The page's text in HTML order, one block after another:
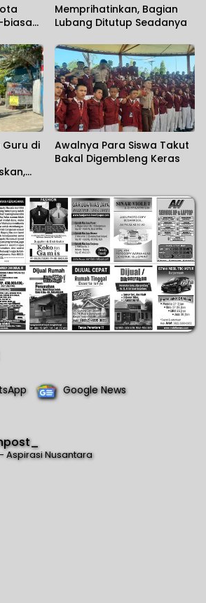
biasa
Memprihatinkan, Bagian
Lubang Ditutup Seadanya
di
Awalnya Para Siswa Takut
Bakal Digembleng Keras
Google News
Aspirasi Nusantara